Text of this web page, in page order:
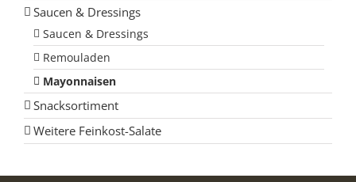
Saucen & Dressings
Saucen & Dressings
Remouladen
Mayonnaisen
Snacksortiment
Weitere Feinkost-Salate